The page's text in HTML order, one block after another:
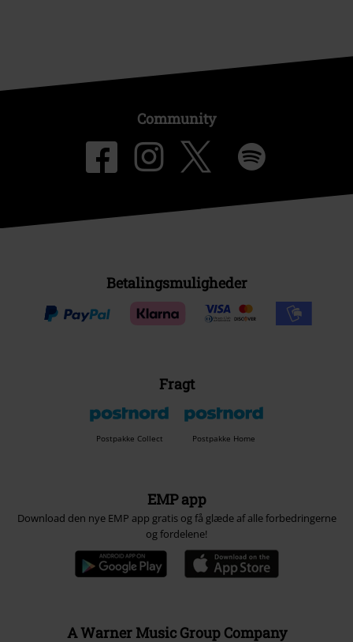
Community
Betalingsmuligheder
Fragt
Postpakke Collect Postpakke Home
EMP app
Download den nye EMP app gratis og få glæde af alle forbedringerne
og fordelene!
A Warner Music Group Company